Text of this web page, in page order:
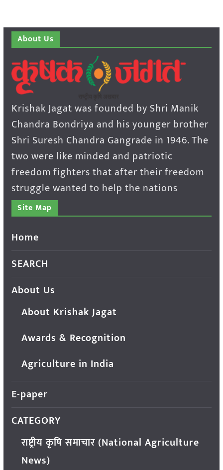
About Us
Krishak Jagat was founded by Shri Manik
Chandra Bondriya and his younger brother
Shri Suresh Chandra Gangrade in 1946. The
two were like minded and patriotic
freedom fighters that after their freedom
struggle wanted to help the nations
Site Map
Home
SEARCH
About Us
About Krishak Jagat
Awards & Recognition
Agriculture in India
E-paper
CATEGORY
राष्ट्रीय कृषि समाचार (National Agriculture
News)